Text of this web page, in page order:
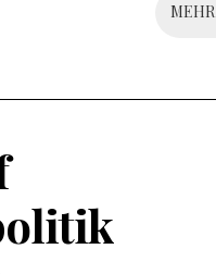
MEHR